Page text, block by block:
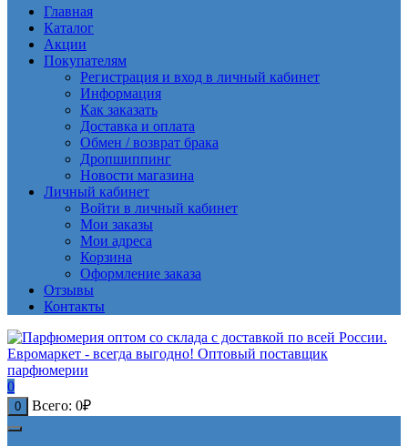
Главная
Каталог
Акции
Покупателям
Регистрация и вход в личный кабинет
Информация
Как заказать
Доставка и оплата
Обмен / возврат брака
Дропшиппинг
Новости магазина
Личный кабинет
Войти в личный кабинет
Мои заказы
Мои адреса
Корзина
Оформление заказа
Отзывы
Контакты
0
0 Всего: 0₽